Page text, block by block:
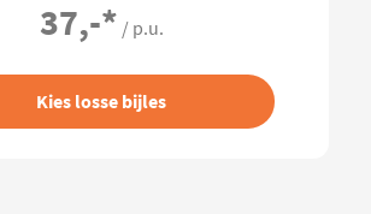
37,-* / p.u.
Kies losse bijles